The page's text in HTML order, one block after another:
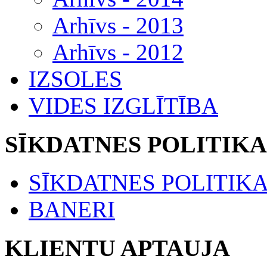
Arhīvs - 2013
Arhīvs - 2012
IZSOLES
VIDES IZGLĪTĪBA
SĪKDATNES
SĪKDATNES
BANERI
KLIENTU APTAUJA